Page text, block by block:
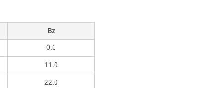
Bz
0.0
11.0
22.0